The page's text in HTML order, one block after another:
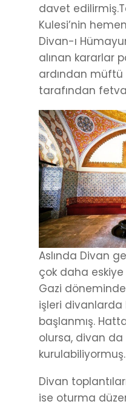
davet
Kulesi’nin
Divan-ı
alınan kararlar
ardından
tarafından
Aslında Divan
çok daha
Gazi
işleri
başlanmış.
olursa, divan
kurulabiliyormuş.
Divan
ise oturma